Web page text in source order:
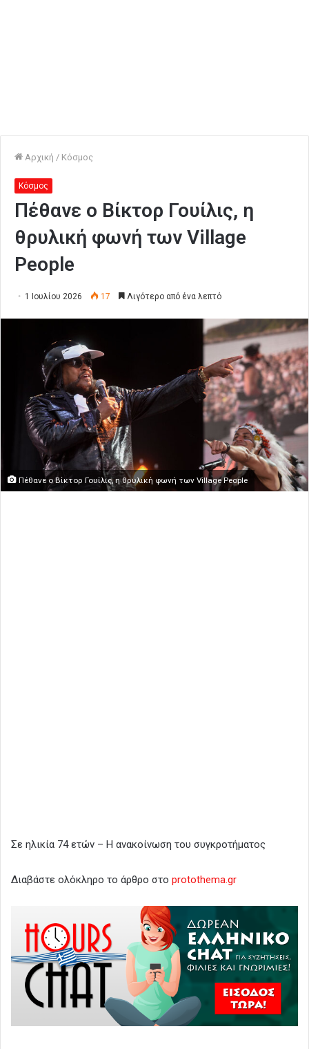
Αρχική / Κόσμος
Κόσμος
Πέθανε ο Βίκτορ Γουίλις, η
θρυλική φωνή των Village
People
1 Ιουλίου 2026 17 Λιγότερο από ένα λεπτό
Πέθανε ο Βίκτορ Γουίλις, η θρυλική φωνή των Village People
Σε ηλικία 74 ετών – Η ανακοίνωση του συγκροτήματος
Διαβάστε ολόκληρο το άρθρο στο protothema.gr